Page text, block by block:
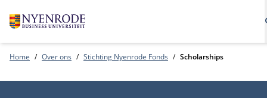
Home Over ons Stichting Nyenrode Fonds Scholarships